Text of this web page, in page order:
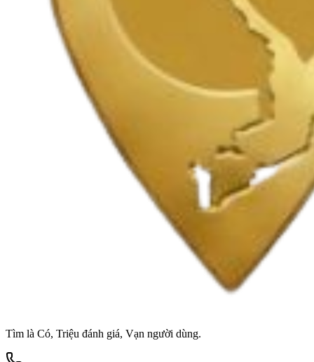
Tìm là Có, Triệu đánh giá, Vạn người dùng.